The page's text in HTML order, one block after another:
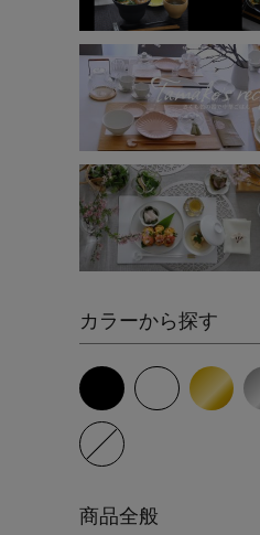
カラーから探す
商品全般